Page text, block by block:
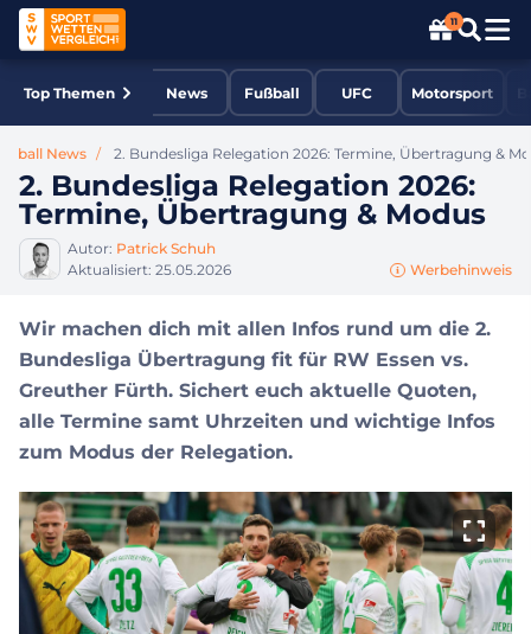
11
Top Themen News Fußball UFC Motorsport
News 2. Bundesliga Relegation 2026: Termine, Übertragung &
2. Bundesliga Relegation 2026:
Termine, Übertragung & Modus
Autor: Patrick Schuh
Aktualisiert: 25.05.2026 Werbehinweis
Wir machen dich mit allen Infos rund um die 2.
Bundesliga Übertragung fit für RW Essen vs.
Greuther Fürth. Sichert euch aktuelle Quoten,
alle Termine samt Uhrzeiten und wichtige Infos
zum Modus der Relegation.